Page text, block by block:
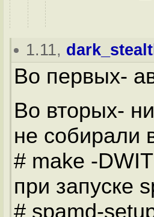
1.11,
Во первых-
Во вторых-
не собирали
# make -
при запуске
# spamd-